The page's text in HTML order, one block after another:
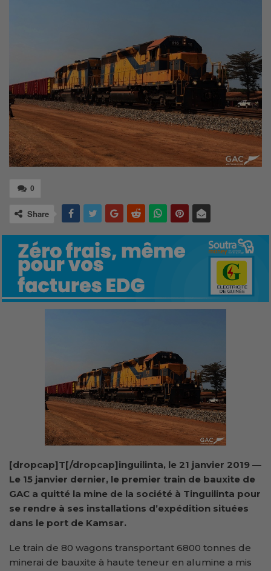
0
Share
[dropcap]T[/dropcap]inguilinta, le 21 janvier 2019 —
Le 15 janvier dernier, le premier train de bauxite de
GAC a quitté la mine de la société à Tinguilinta pour
se rendre à ses installations d’expédition situées
dans le port de Kamsar.
Le train de 80 wagons transportant 6800 tonnes de
minerai de bauxite à haute teneur en alumine a mis